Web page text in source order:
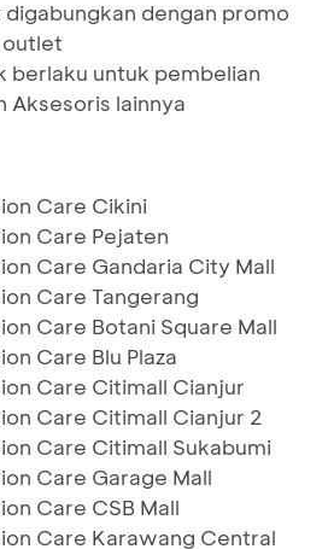
digabungkan dengan promo
outlet
berlaku untuk pembelian
Aksesoris lainnya
Care Cikini
Care Pejaten
Care Gandaria City Mall
Care Tangerang
Care Botani Square Mall
Care Blu Plaza
Care Citimall Cianjur
Care Citimall Cianjur 2
Care Citimall Sukabumi
Care Garage Mall
Care CSB Mall
Care Karawang Central